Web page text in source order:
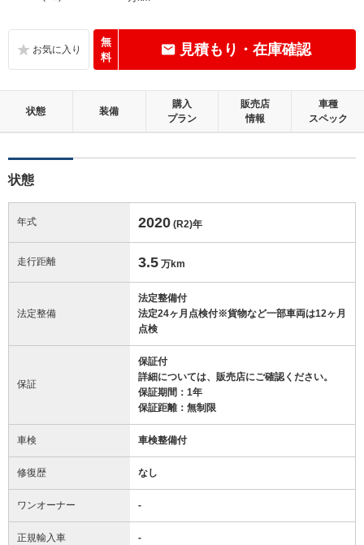
無
料
見積もり・在庫確認
状態 装備
購入
プラン
販売店
情報
車種
スペック
状態
年式 2020 (R2)年
走行距離 3.5 万km
法定整備
法定整備付
法定24ヶ月点検付※貨物など一部車両は12ヶ月
点検
保証
保証付
詳細については、販売店にご確認ください。
保証期間：1年
保証距離：無制限
車検 車検整備付
修復歴 なし
ワンオーナー -
正規輸入車 -